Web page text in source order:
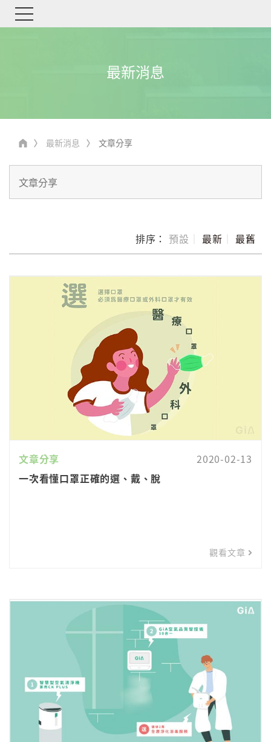
最新消息
最新消息 文章分享
排序：預設 最新 最舊
文章分享
2020-02-13
一次看懂口罩正確的選、戴、脫
觀看文章